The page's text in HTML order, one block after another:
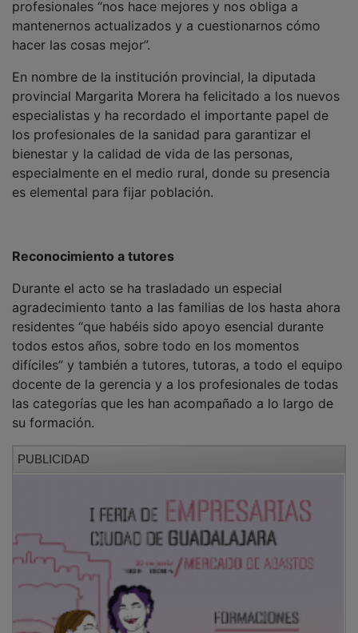
difíciles” y también a tutores, tutoras, a todo el equipo
docente de la gerencia y a los profesionales de todas
su formación.
PUBLICIDAD
Vladimir Arteaga, Ignacio Fernández y Beatriz
Rodríguez han hecho entrega de una serie de
reconocimientos a Raquel Provencio y María Luisa
Díez como tutoras de Medicina de Familia; a Paula de
Juan, Gema Arriola, Elisa Carrera Alonso y Isabel
Fernández-Rañada como tutoras de las especialidades
hospitalarias, y finalmente a José Miguel Flores Mayor,